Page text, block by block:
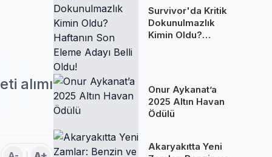
alımı
Survivor'da Kritik
Dokunulmazlık
Kimin Oldu?
Onur Aykanat’a
2025 Altın Havan
Ödülü
Akaryakıtta Yeni